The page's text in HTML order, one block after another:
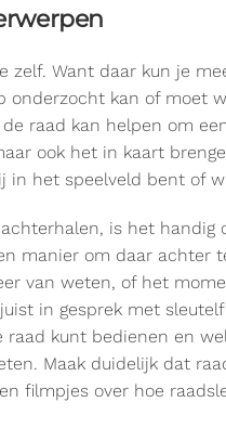
Want daar kun je
onderzocht kan of moet
raad kan helpen om
ook het in kaart
in het speelveld bent of
is het
manier om daar
van weten, of het
in gesprek met
raad kunt bedienen en
Maak duidelijk dat
filmpjes over hoe